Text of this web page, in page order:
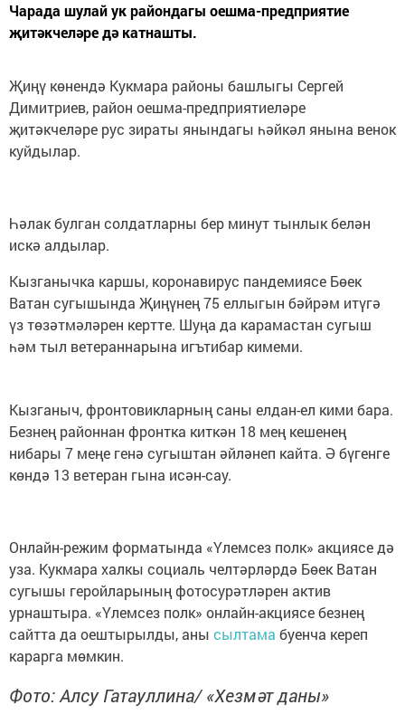
Чарада шулай ук райондагы оешма-предприятие
җитәкчеләре дә катнашты.
Җиңү көнендә Кукмара районы башлыгы Сергей
Димитриев, район оешма-предприятиеләре
җитәкчеләре рус зираты янындагы һәйкәл янына венок
куйдылар.
Һәлак булган солдатларны бер минут тынлык белән
искә алдылар.
Кызганычка каршы, коронавирус пандемиясе Бөек
Ватан сугышында Җиңүнең 75 еллыгын бәйрәм итүгә
үз төзәтмәләрен кертте. Шуңа да карамастан сугыш
һәм тыл ветераннарына игътибар кимеми.
Кызганыч, фронтовикларның саны елдан-ел кими бара.
Безнең районнан фронтка киткән 18 мең кешенең
нибары 7 меңе генә сугыштан әйләнеп кайта. Ә бүгенге
көндә 13 ветеран гына исән-сау.
Онлайн-режим форматында «Үлемсез полк» акциясе дә
уза. Кукмара халкы социаль челтәрләрдә Бөек Ватан
сугышы геройларының фотосурәтләрен актив
урнаштыра. «Үлемсез полк» онлайн-акциясе безнең
сайтта да оештырылды, аны сылтама буенча кереп
карарга мөмкин.
Фото: Алсу Гатауллина/ «Хезмәт даны»